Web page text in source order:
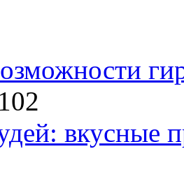
вкусные